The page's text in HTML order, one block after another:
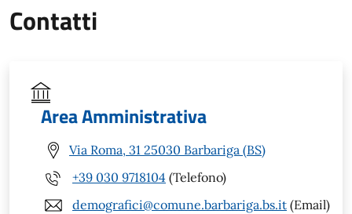
Contatti
Area Amministrativa
Via Roma, 31 25030 Barbariga (BS)
+39 030 9718104 (Telefono)
demografici@comune.barbariga.bs.it (Email)